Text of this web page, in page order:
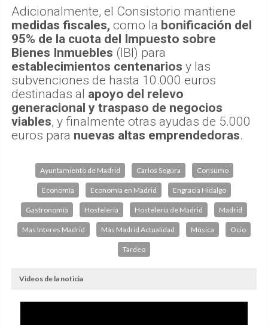
Adicionalmente, el Consistorio mantiene
medidas fiscales, como la bonificación del
95% de la cuota del Impuesto sobre
Bienes Inmuebles (IBI) para
establecimientos centenarios y las
subvenciones de hasta 10.000 euros
destinadas al apoyo del relevo
generacional y traspaso de negocios
viables, y finalmente otras ayudas de 5.000
euros para nuevas altas emprendedoras.
Ayuntamiento de Madrid Carlos Segura Consumo
Economía Economía en Madrid Engracia Hidalgo
Gastronomía Hostelería Hostelería de Madrid Madrid
Mas Interes Madrid Más Madrid Actualidad Música Ocio
Tardeo
Videos de la noticia